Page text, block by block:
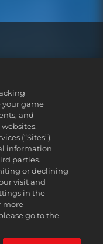
personales
2K Ad
Inc. 2K, Firaxis Games,
of Take-Two
reserved.
de sus respectivos
your game
and
(“Sites”).
information
parties.
or declining
visit and
in the
more
go to the